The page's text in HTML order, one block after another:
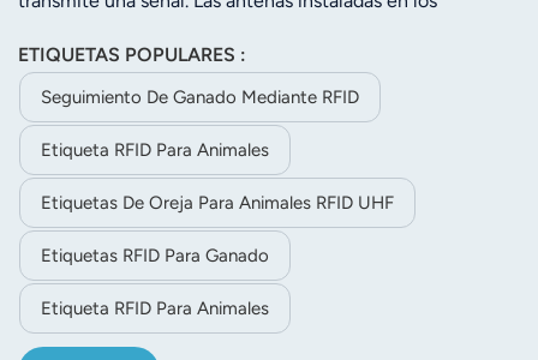
comer, y un ordenador registra el tiempo transcurrido
hasta que se pierde la señal al marcharse la vaca. De esta
forma, el sistema puede controlar qué vacas comen con
regularidad y asegurarse de que reciben la cantidad
suficiente.
ETIQUETAS POPULARES :
Seguimiento De Ganado Mediante RFID
Etiqueta RFID Para Animales
Etiquetas De Oreja Para Animales RFID UHF
Etiquetas RFID Para Ganado
Etiqueta RFID Para Animales